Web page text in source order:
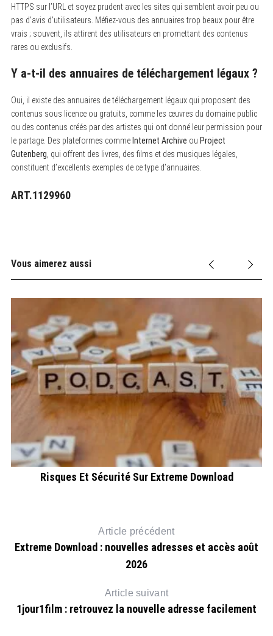
HTTPS sur l’URL et soyez prudent avec les sites qui semblent avoir peu ou
pas d’avis d’utilisateurs. Méfiez-vous des annuaires trop beaux pour être
vrais ; souvent, ils attirent des utilisateurs en promettant des contenus
rares ou exclusifs.
Y a-t-il des annuaires de téléchargement légaux ?
Oui, il existe des annuaires de téléchargement légaux qui proposent des
contenus sous licence ou gratuits, comme les œuvres du domaine public
ou des contenus créés par des artistes qui ont donné leur permission pour
le partage. Des plateformes comme Internet Archive ou Project
Gutenberg , qui offrent des livres, des films et des musiques légales,
constituent d’excellents exemples de ce type d’annuaires.
ART.1129960
Vous aimerez aussi
Risques Et Sécurité Sur Extreme Download
Article précédent
Extreme Download : nouvelles adresses et accès août
2026
Article suivant
1jour1film : retrouvez la nouvelle adresse facilement